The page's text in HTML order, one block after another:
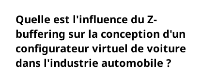
Quelle est l'influence du Z-
buffering sur la conception d'un
configurateur virtuel de voiture
dans l'industrie automobile ?